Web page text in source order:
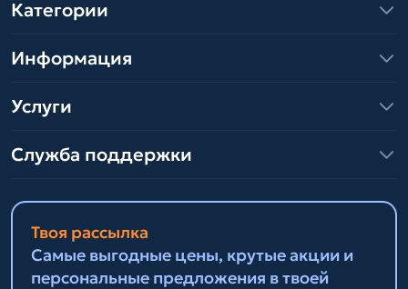
Категории
Информация
Услуги
Служба поддержки
Твоя рассылка
Самые выгодные цены, крутые акции и
персональные предложения в твоей